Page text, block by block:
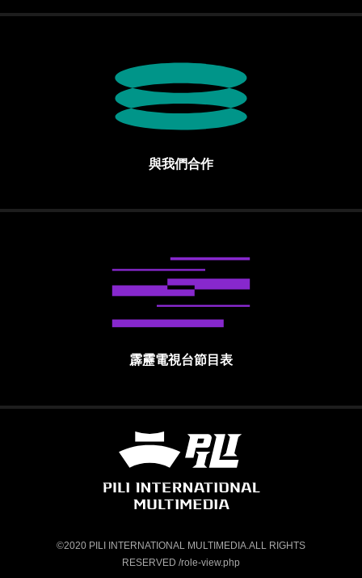
與我們合作
霹靂電視台節目表
霹靂國際多媒體股份有限公司 PILI
©2020 PILI INTERNATIONAL MULTIMEDIA.ALL RIGHTS
RESERVED /role-view.php